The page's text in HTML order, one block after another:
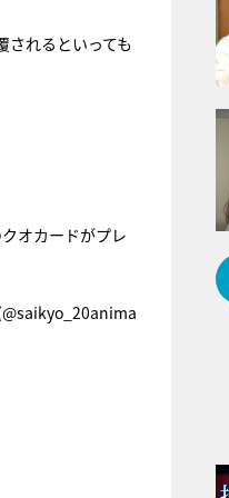
されるといっても
オカードがプレ